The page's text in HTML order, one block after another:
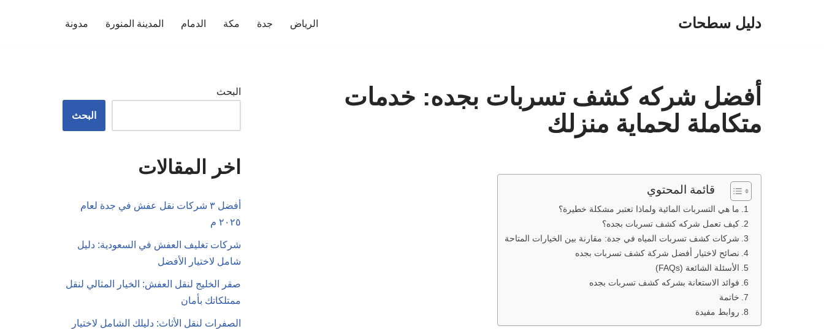
دليل سطحات الرياض جدة مكة الدمام المدينة المنورة مدونة
أفضل شركه كشف تسربات بجده: خدمات
متكاملة لحماية منزلك
قائمة المحتوي
ما هي التسربات المائية ولماذا تعتبر مشكلة خطيرة؟
كيف تعمل شركه كشف تسربات بجده؟
شركات كشف تسربات المياه في جدة: مقارنة بين الخيارات المتاحة
نصائح لاختيار أفضل شركة كشف تسربات بجده
الأسئلة الشائعة (FAQs)
فوائد الاستعانة بشركه كشف تسربات بجده
خاتمة
روابط مفيدة
البحث
البحث
اخر المقالات
أفضل ٣ شركات نقل عفش في جدة لعام
٢٠٢٥ م
شركات تغليف العفش في السعودية: دليل
شامل لاختيار الأفضل
صقر الخليج لنقل العفش: الخيار المثالي لنقل
ممتلكاتك بأمان
الصفرات لنقل الأثاث: دليلك الشامل لاختيار